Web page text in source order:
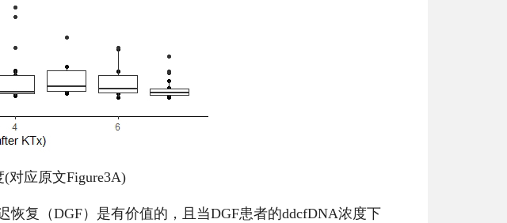
对应原文Figure3A)
复（DGF）是有价值的，且当DGF患者的ddcfDNA浓度下